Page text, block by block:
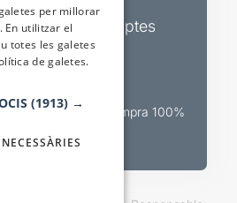
i descomptes
de venda teatral Compra 100%
per millorar
En utilitzar el
totes les galetes
de galetes.
(1913) →